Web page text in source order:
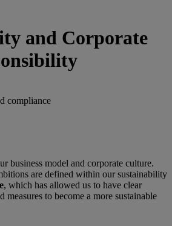
and Corporate
compliance
business model and corporate culture.
are defined within our sustainability
, which has allowed us to have clear
measures to become a more sustainable